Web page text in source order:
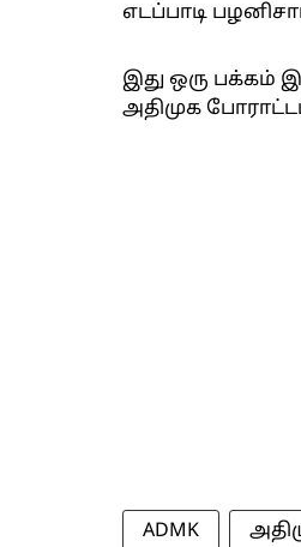
எடப்பாடி
இது ஒரு பக்கம்
அதிமுக
ADMK